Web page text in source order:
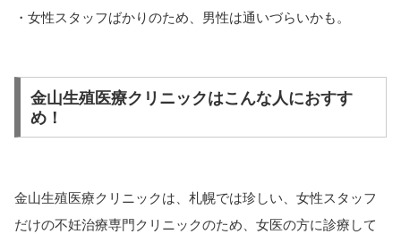
・女性スタッフばかりのため、男性は通いづらいかも。
金山生殖医療クリニックはこんな人におすす
め！
金山生殖医療クリニックは、札幌では珍しい、女性スタッフ
だけの不妊治療専門クリニックのため、 女医の方に診療して